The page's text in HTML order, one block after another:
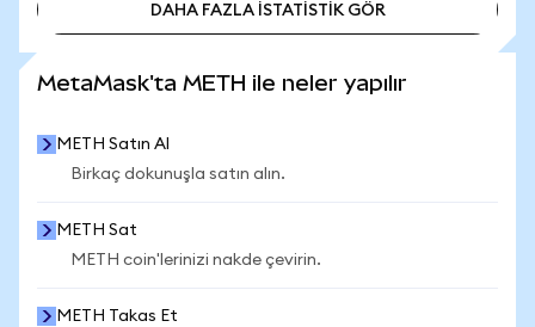
DAHA FAZLA İSTATİSTİK GÖR
MetaMask'ta METH ile neler yapılır
METH Satın Al
Birkaç dokunuşla satın alın.
METH Sat
METH coin'lerinizi nakde çevirin.
METH Takas Et